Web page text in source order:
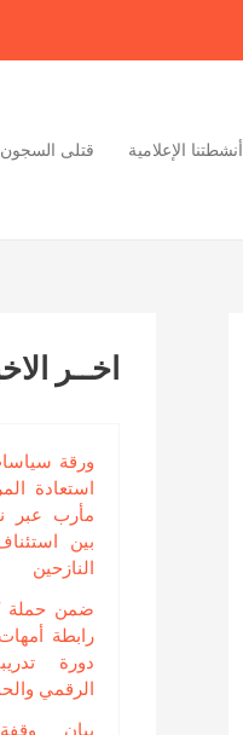
أنشطتنا الإعلامية قتلى السجون
اخــر
ورقة
استعادة
مأرب عبر
بين
النازحين
ضمن حملة
رابطة
دورة
الرقمي
بيان